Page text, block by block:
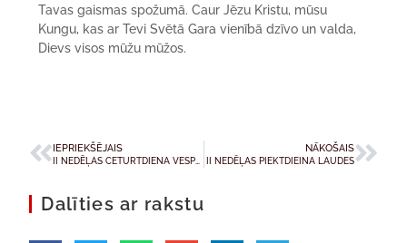
Tavas gaismas spožumā. Caur Jēzu Kristu, mūsu
Kungu, kas ar Tevi Svētā Gara vienībā dzīvo un valda,
Dievs visos mūžu mūžos.
IEPRIEKŠĒJAIS NĀKOŠAIS
II NEDĒĻAS PIEKTDIEINA LAUDES
Dalīties ar rakstu